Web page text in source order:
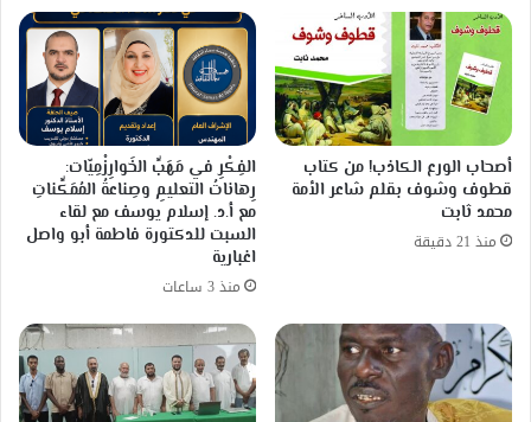
أصحاب الورع الكاذب! من كتاب
قطوف وشوف بقلم شاعر الأمة
محمد ثابت
منذ 21 دقيقة
الفِكْرِ في مَهَبِّ الخَوارِزْمِيّات:
رِهاناتُ التعليمِ وصِناعةُ المُمَكِّناتِ
مع أ.د. إسلام يوسف مع لقاء
السبت للدكتورة فاطمة أبو واصل
اغبارية
منذ 3 ساعات